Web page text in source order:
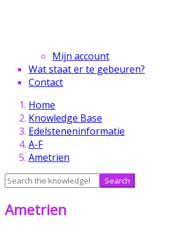
Mijn account
Wat staat er te gebeuren?
Contact
Skip
content
Home
Knowledge Base
Edelsteneninformatie
A-F
Ametrien
Search
Ametrien